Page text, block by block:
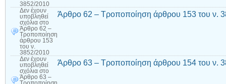
3852/2010
Δεν έχουν
υποβληθεί
σχόλια στο
Άρθρο 62 –
Τροποποίηση
άρθρου 153
του ν.
3852/2010
Άρθρο 62 – Τροποποίηση άρθρου 153 του ν.
Δεν έχουν
υποβληθεί
σχόλια στο
Άρθρο 63 –
Άρθρο 63 – Τροποποίηση άρθρου 154 του ν.